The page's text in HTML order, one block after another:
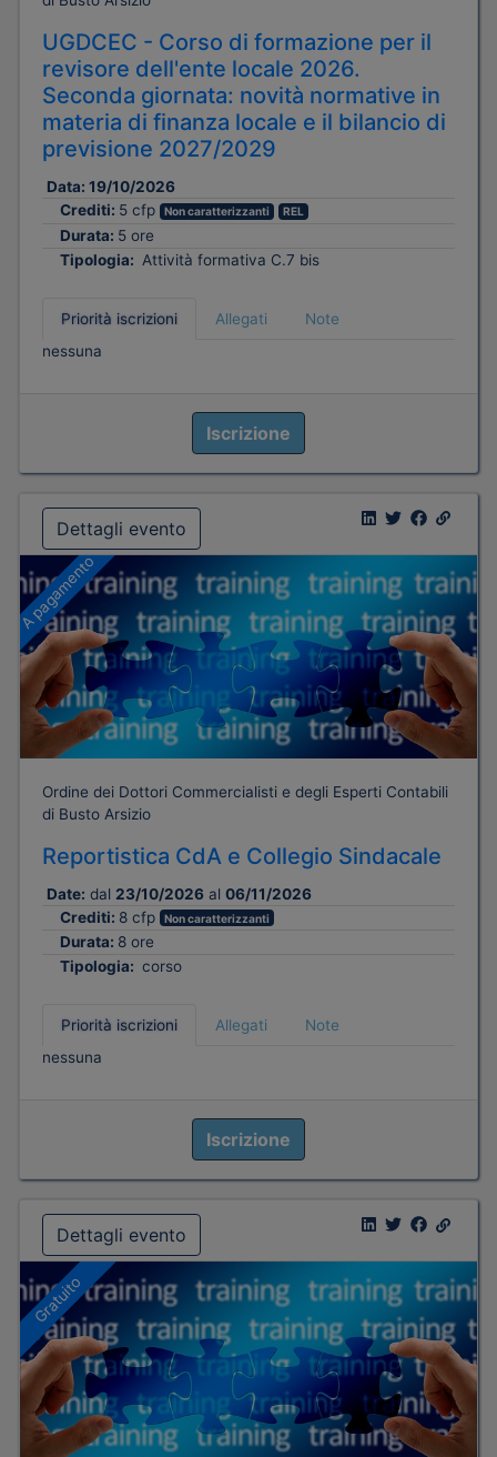
UGDCEC - Corso di formazione per il
revisore dell'ente locale 2026.
Seconda giornata: novità normative in
materia di finanza locale e il bilancio di
previsione 2027/2029
Data: 19/10/2026
Crediti: 5 cfp Non caratterizzanti REL
Durata: 5 ore
Tipologia: Attività formativa C.7 bis
Priorità iscrizioni Allegati
Note
nessuna
Iscrizione
Dettagli evento
A pagamento
Ordine dei Dottori Commercialisti e degli Esperti Contabili
di Busto Arsizio
Reportistica CdA e Collegio Sindacale
Date: dal 23/10/2026 al 06/11/2026
Crediti: 8 cfp Non caratterizzanti
Durata: 8 ore
Tipologia: corso
Priorità iscrizioni Allegati
Note
nessuna
Iscrizione
Dettagli evento
Gratuito